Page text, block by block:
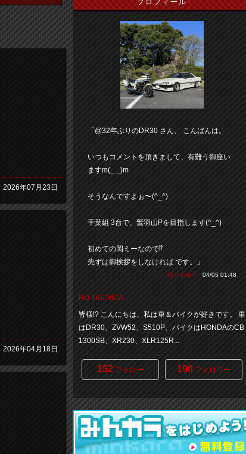
2026年07月23日
2026年04月18日
プロフィール
「@32年ぶりのDR30 さん、 こんばんは。
いつもコメントを頂きまして、有難う御座い
ますm(_ _)m
そうなんですよぉ〜(^_^)
千葉組 3台で、鷲羽山Pを目指します(^_^)
初めての岡ミーなので⁉︎
先ずは御挨拶をしなければ です。」
何シテル？ 04/05 01:48
RD-TECNICA
皆様!? こんにちは、私は車＆バイクが好きです。 車
はDR30、ZVW52、S510P、バイクはHONDAのCB
1300SB、XR230、XLR125R...
152フォロー 190フォロワー